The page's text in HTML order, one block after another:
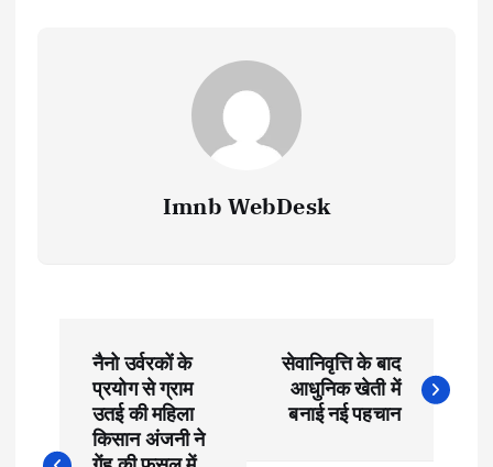
Imnb WebDesk
s
नैनो उर्वरकों के
प्रयोग से ग्राम
उतई की महिला
किसान अंजनी ने
सेवानिवृत्ति के बाद
आधुनिक खेती में
बनाई नई पहचान